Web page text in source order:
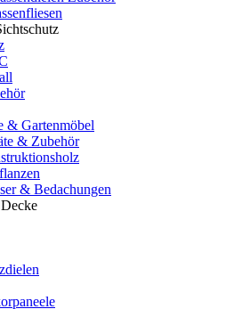
& Gartenmöbel
& Zubehör
& Bedachungen